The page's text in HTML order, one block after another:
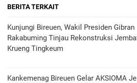
BERITA TERKAIT
Kunjungi Bireuen, Wakil Presiden Gibran
Rakabuming Tinjau Rekonstruksi
Krueng Tingkeum
Kankemenag Bireuen Gelar AKSIOMA